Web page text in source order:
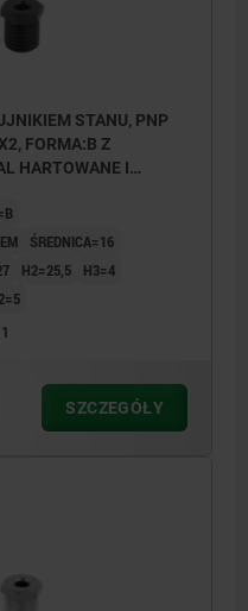
STANU, PNP
FORMA:B Z
HARTOWANE I
ŚREDNICA=16
H2=25,5
H3=4
SZCZEGÓŁY